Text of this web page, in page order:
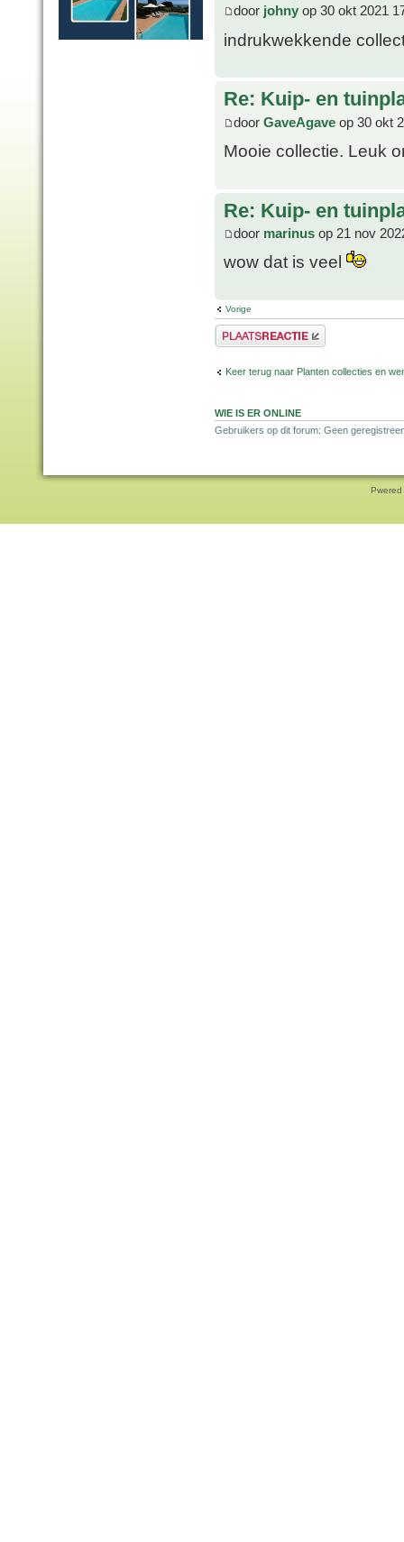
door johny op 30 okt 2021
indrukwekkende
Re: Kuip- en
door GaveAgave op 30 okt
Mooie collectie. Leuk
Re: Kuip- en
door marinus op 21 nov
wow dat is veel
Vorige
Plaats een reactie
Keer terug naar Planten collecties en
WIE IS ER ONLINE
Gebruikers op dit forum: Geen